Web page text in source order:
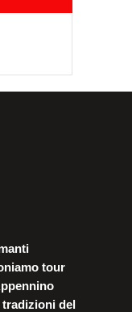
tour
tradizioni del